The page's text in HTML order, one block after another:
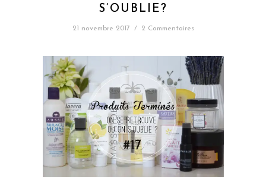
S’OUBLIE?
21 novembre 2017 / 2 Commentaires